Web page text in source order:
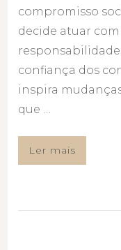
compromisso
decide atuar
confiança dos
inspira
que …
Ler mais